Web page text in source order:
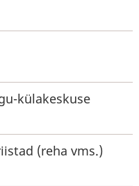
külakeskuse
(reha vms.)